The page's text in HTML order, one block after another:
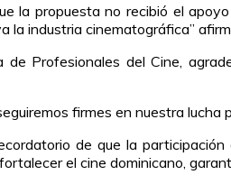
la propuesta no recibió el
la industria cinematográfica”
de Profesionales del Cine,
firmes en nuestra lucha
de que la
el cine dominicano,